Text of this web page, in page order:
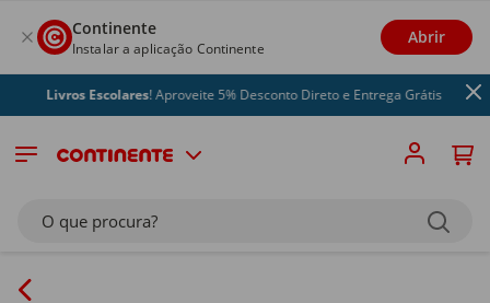
Continente
Instalar a aplicação Continente
Abrir
Livros Escolares! Aproveite 5% Desconto Direto e Entrega Grátis
O que procura?